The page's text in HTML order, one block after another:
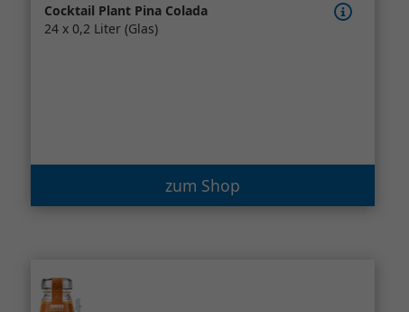
Cocktail Plant Pina Colada
24 x 0,2 Liter (Glas)
zum Shop